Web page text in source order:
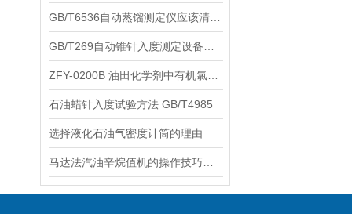
石油蜡针入度试验方法 GB/T4985
选择液化石油气密度计筒的理由